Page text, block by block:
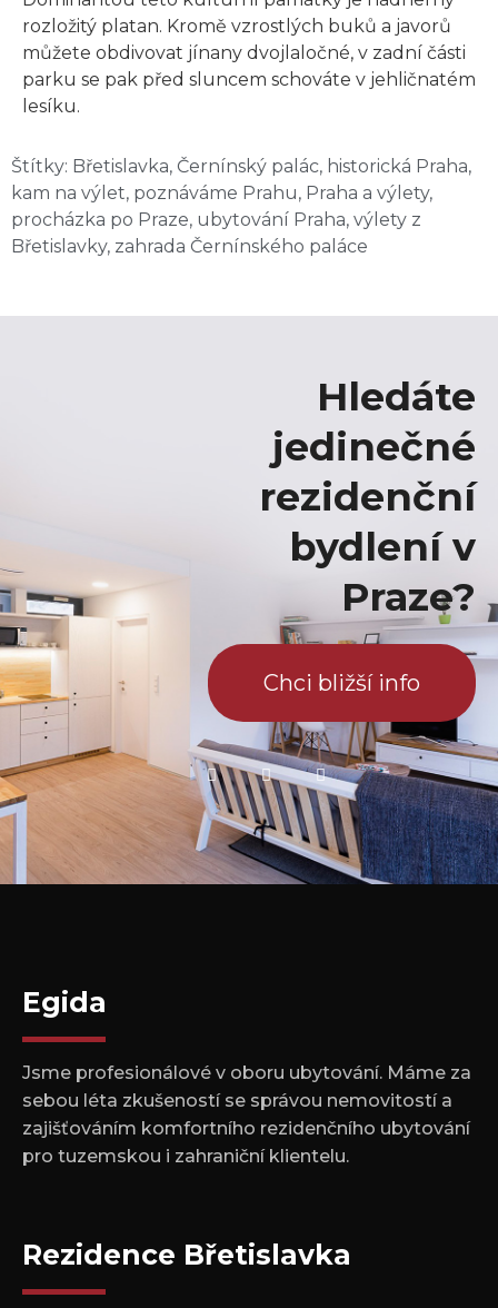
rozložitý platan. Kromě vzrostlých buků a javorů
můžete obdivovat jínany dvojlaločné, v zadní části
parku se pak před sluncem schováte v jehličnatém
lesíku.
Štítky: Břetislavka, Černínský palác, historická Praha,
kam na výlet, poznáváme Prahu, Praha a výlety,
procházka po Praze, ubytování Praha, výlety z
Břetislavky, zahrada Černínského paláce
Hledáte
jedinečné
rezidenční
bydlení v
Praze?
Chci bližší info
Egida
Jsme profesionálové v oboru ubytování. Máme za
sebou léta zkušeností se správou nemovitostí a
zajišťováním komfortního rezidenčního ubytování
pro tuzemskou i zahraniční klientelu.
Rezidence Břetislavka